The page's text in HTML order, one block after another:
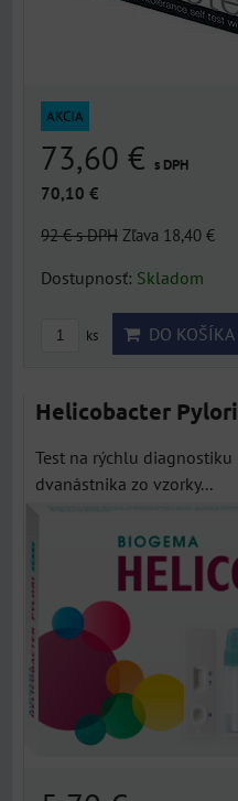
AKCIA
73,60 € s DPH
70,10 €
92 €s DPH Zľava 18,40 €
Dostupnosť: Skladom
ks DO KOŠÍKA
Helicobacter Pylori
Test na rýchlu
dvanástnika zo vzorky...